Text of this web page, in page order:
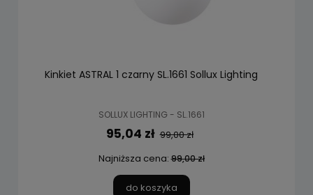
Kinkiet ASTRAL 1 czarny SL.1661 Sollux Lighting
SOLLUX LIGHTING - SL.1661
95,04 zł 99,00 zł
Najniższa cena:99,00 zł
do koszyka